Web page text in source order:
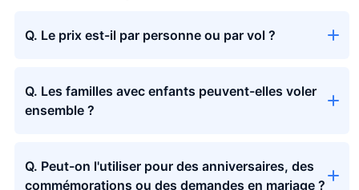
Q. Le prix est-il par personne ou par vol ?
Q. Les familles avec enfants peuvent-elles voler
ensemble ?
Q. Peut-on l'utiliser pour des anniversaires, des
commémorations ou des demandes en mariage ?